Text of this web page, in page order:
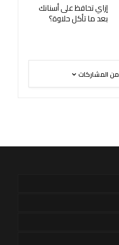
إزاي تحافظ على أسنانك
بعد ما تأكل حلاوة؟
المشاركات